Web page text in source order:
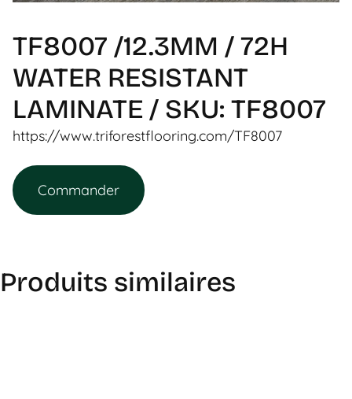
TF8007 /12.3MM / 72H
WATER RESISTANT
LAMINATE / SKU: TF8007
https://www.triforestflooring.com/TF8007
Commander
Produits similaires